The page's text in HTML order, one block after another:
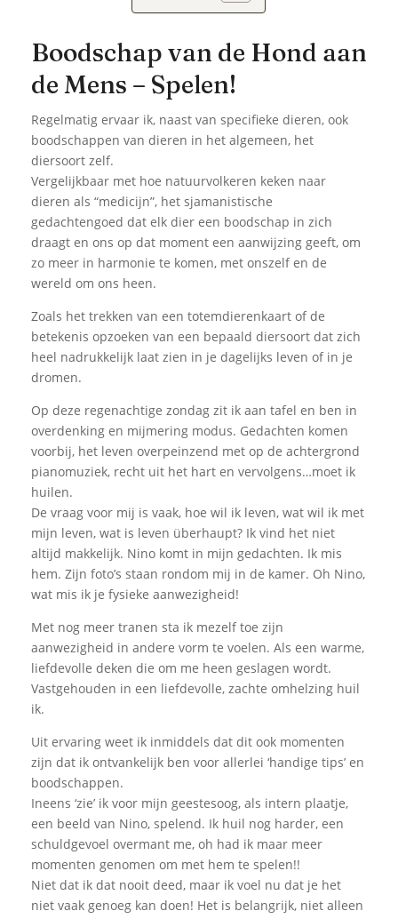
Boodschap van de Hond aan
de Mens – Spelen!
Regelmatig ervaar ik, naast van specifieke dieren, ook
boodschappen van dieren in het algemeen, het
diersoort zelf.
Vergelijkbaar met hoe natuurvolkeren keken naar
dieren als “medicijn”, het sjamanistische
gedachtengoed dat elk dier een boodschap in zich
draagt en ons op dat moment een aanwijzing geeft, om
zo meer in harmonie te komen, met onszelf en de
wereld om ons heen.
Zoals het trekken van een totemdierenkaart of de
betekenis opzoeken van een bepaald diersoort dat zich
heel nadrukkelijk laat zien in je dagelijks leven of in je
dromen.
Op deze regenachtige zondag zit ik aan tafel en ben in
overdenking en mijmering modus. Gedachten komen
voorbij, het leven overpeinzend met op de achtergrond
pianomuziek, recht uit het hart en vervolgens…moet ik
huilen.
De vraag voor mij is vaak, hoe wil ik leven, wat wil ik met
mijn leven, wat is leven überhaupt? Ik vind het niet
altijd makkelijk. Nino komt in mijn gedachten. Ik mis
hem. Zijn foto’s staan rondom mij in de kamer. Oh Nino,
wat mis ik je fysieke aanwezigheid!
Met nog meer tranen sta ik mezelf toe zijn
aanwezigheid in andere vorm te voelen. Als een warme,
liefdevolle deken die om me heen geslagen wordt.
Vastgehouden in een liefdevolle, zachte omhelzing huil
ik.
Uit ervaring weet ik inmiddels dat dit ook momenten
zijn dat ik ontvankelijk ben voor allerlei ‘handige tips’ en
boodschappen.
Ineens ‘zie’ ik voor mijn geestesoog, als intern plaatje,
een beeld van Nino, spelend. Ik huil nog harder, een
schuldgevoel overmant me, oh had ik maar meer
momenten genomen om met hem te spelen!!
Niet dat ik dat nooit deed, maar ik voel nu dat je het
niet vaak genoeg kan doen! Het is belangrijk, niet alleen